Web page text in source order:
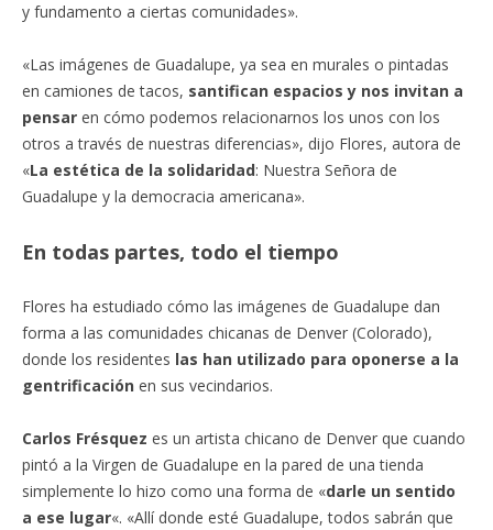
y fundamento a ciertas comunidades».
«Las imágenes de Guadalupe, ya sea en murales o pintadas
en camiones de tacos, santifican espacios y nos invitan a
pensar en cómo podemos relacionarnos los unos con los
otros a través de nuestras diferencias», dijo Flores, autora de
«La estética de la solidaridad: Nuestra Señora de
Guadalupe y la democracia americana».
En todas partes, todo el tiempo
Flores ha estudiado cómo las imágenes de Guadalupe dan
forma a las comunidades chicanas de Denver (Colorado),
donde los residentes las han utilizado para oponerse a la
gentrificación en sus vecindarios.
Carlos Frésquez es un artista chicano de Denver que cuando
pintó a la Virgen de Guadalupe en la pared de una tienda
simplemente lo hizo como una forma de «darle un sentido
a ese lugar«. «Allí donde esté Guadalupe, todos sabrán que